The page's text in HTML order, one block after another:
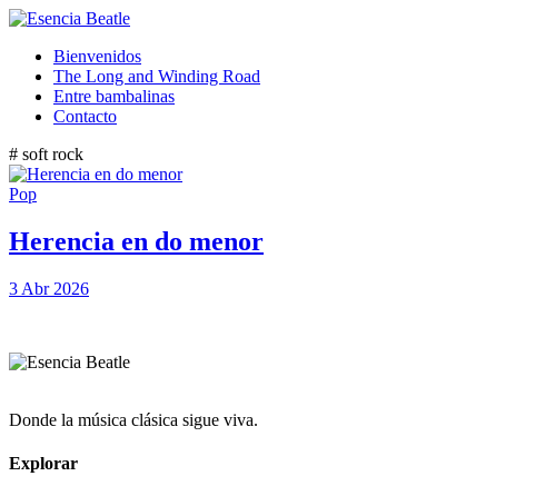
Bienvenidos
The Long and Winding Road
Entre bambalinas
Contacto
# soft rock
Pop
Herencia en do menor
3 Abr 2026
Donde la música clásica sigue viva.
Explorar